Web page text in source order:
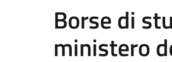
Borse di
ministero